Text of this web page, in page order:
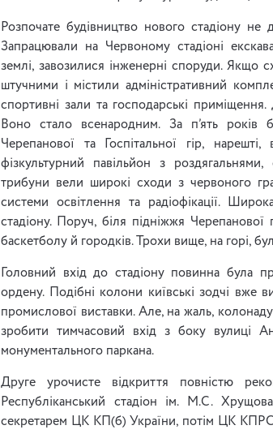
Розпочате будівництво нового стадіону не
Запрацювали на Червоному стадіоні
землі, завозилися інженерні споруди. Якщо
штучними і містили адміністративний
спортивні зали та господарські
Воно стало всенародним. За п’ять років
Черепанової та Госпітальної гір,
фізкультурний павільйон з
трибуни вели широкі сходи з червоного
системи освітлення та радіофікації.
стадіону. Поруч, біля підніжжя
баскетболу й городків. Трохи вище, на горі,
Головний вхід до стадіону повинна була
ордену. Подібні колони київські зодчі вже
промислової виставки. Але, на жаль,
зробити тимчасовий вхід з боку вулиці
монументального паркана.
Друге урочисте відкриття повністю
Республіканський стадіон ім. М.С.
секретарем ЦК КП(б) України, потім ЦК